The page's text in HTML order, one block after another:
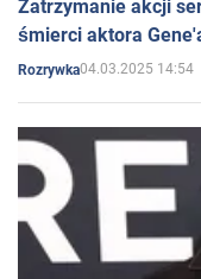
Zatrzymanie akcji
śmierci aktora
Rozrywka04.03.2025 14:54